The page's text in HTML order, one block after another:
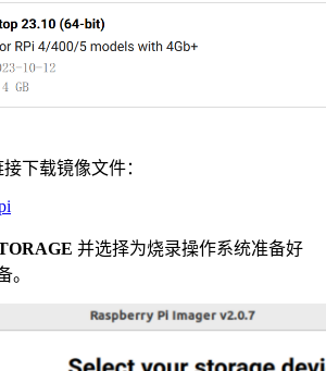
下载镜像文件：
并选择为烧录操作系统准备好
。